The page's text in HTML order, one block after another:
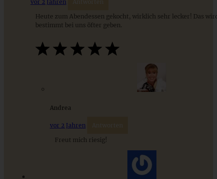
Gebratene Ingwer-Honig-Nudeln mit Gemüse und
Stracciatella-Quarkcreme mit Kirschgrütze - einfaches
vor 2 Jahren Antworten
Heute zum Abendessen gekocht, wirklich sehr lecker! Das
bestimmt bei uns öfter geben.
Andrea
vor 2 Jahren Antworten
Freut mich riesig!